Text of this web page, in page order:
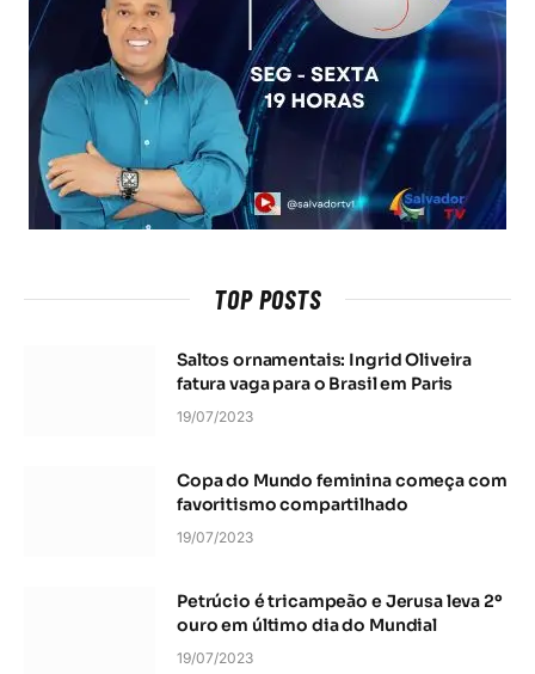
TOP POSTS
Saltos ornamentais: Ingrid Oliveira
fatura vaga para o Brasil em Paris
19/07/2023
Copa do Mundo feminina começa com
favoritismo compartilhado
19/07/2023
Petrúcio é tricampeão e Jerusa leva 2º
ouro em último dia do Mundial
19/07/2023